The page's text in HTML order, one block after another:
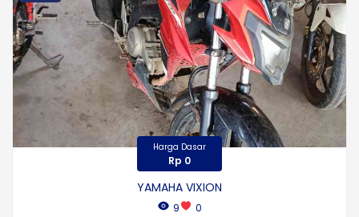
Harga Dasar
Rp 0
YAMAHA VIXION
9
0